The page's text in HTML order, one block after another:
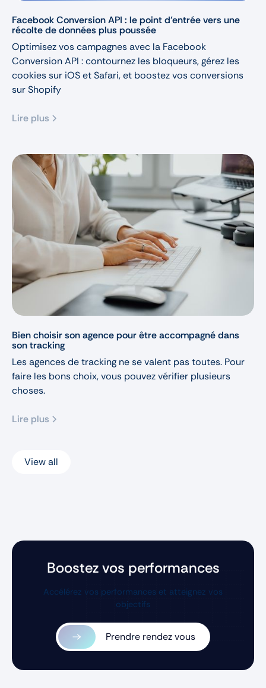
Facebook Conversion API : le point d’entrée vers une
récolte de données plus poussée
Optimisez vos campagnes avec la Facebook
Conversion API : contournez les bloqueurs, gérez les
cookies sur iOS et Safari, et boostez vos conversions
sur Shopify
Lire plus
Bien choisir son agence pour être accompagné dans
son tracking
Les agences de tracking ne se valent pas toutes. Pour
faire les bons choix, vous pouvez vérifier plusieurs
choses.
Lire plus
View all
Boostez vos performances
Accélérez vos performances et atteignez vos
objectifs
Prendre rendez vous